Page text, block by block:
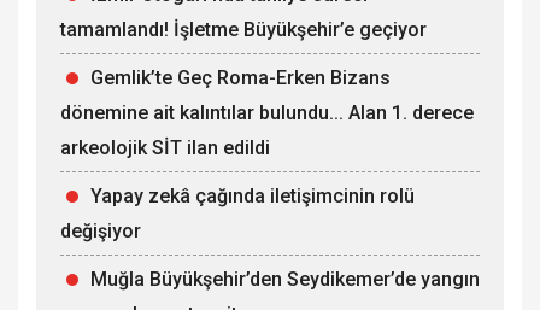
tamamlandı! İşletme Büyükşehir’e geçiyor
Gemlik’te Geç Roma-Erken Bizans
dönemine ait kalıntılar bulundu... Alan 1. derece
arkeolojik SİT ilan edildi
Yapay zekâ çağında iletişimcinin rolü
değişiyor
Muğla Büyükşehir’den Seydikemer’de yangın